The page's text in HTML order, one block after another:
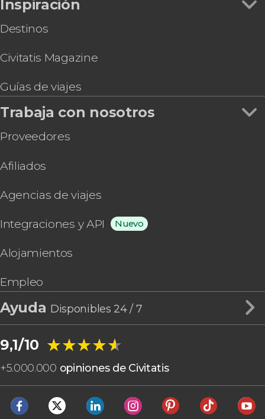
Inspiración
Destinos
Civitatis Magazine
Guías de viajes
Trabaja con nosotros
Proveedores
Afiliados
Agencias de viajes
Integraciones y API Nuevo
Alojamientos
Empleo
Ayuda Disponibles 24 / 7
9,1/10 ★★★★★
★★★★★
+5.000.000 opiniones de Civitatis